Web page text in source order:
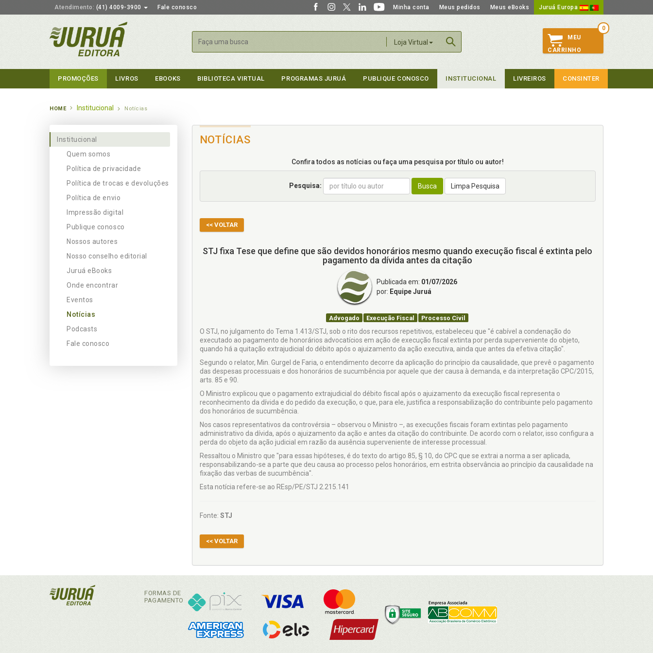
Atendimento: (41) 4009-3900 Fale conosco Minha conta Meus pedidos Meus eBooks Juruá Europa
Loja Virtual
Buscar
0
MEU
CARRINHO
PROMOÇÕES LIVROS EBOOKS BIBLIOTECA VIRTUAL PROGRAMAS JURUÁ PUBLIQUE CONOSCO INSTITUCIONAL LIVREIROS CONSINTER
HOME Institucional Notícias
Institucional
Quem somos
Política de privacidade
Política de trocas e devoluções
Política de envio
Impressão digital
Publique conosco
Nossos autores
Nosso conselho editorial
Juruá eBooks
Onde encontrar
Eventos
Notícias
Podcasts
Fale conosco
NOTÍCIAS
Confira todos as notícias ou faça uma pesquisa por título ou autor!
Pesquisa: Busca
<< VOLTAR
STJ fixa Tese que define que são devidos honorários mesmo quando execução fiscal é extinta pelo
pagamento da dívida antes da citação
Publicada em: 01/07/2026
por: Equipe Juruá
Advogado Execução Fiscal Processo Civil
O STJ, no​ julgamento do Tema 1.413/STJ, sob o rito dos recursos repetitivos, estabeleceu que "é cabível a condenação do
executado ao pagamento de honorários advocatícios em ação de execução fiscal extinta por perda superveniente do objeto,
quando há a quitação extrajudicial do débito após o ajuizamento da ação executiva, ainda que antes da efetiva citação".
Segundo o relator, Min. Gurgel de Faria, o entendimento decorre da aplicação do princípio da causalidade, que prevê o pagamento
das despesas processuais e dos honorários de sucumbência por aquele que der causa à demanda, e da interpretação CPC/2015,
arts. 85 e 90.
O Ministro explicou que o pagamento extrajudicial do débito fiscal após o ajuizamento da execução fiscal representa o
reconhecimento da dívida e do pedido da execução, o que, para ele, justifica a responsabilização do contribuinte pelo pagamento
dos honorários de sucumbência.
Nos casos representativos da controvérsia – observou o Ministro –, as execuções fiscais foram extintas pelo pagamento
administrativo da dívida, após o ajuizamento da ação e antes da citação do contribuinte. De acordo com o relator, isso configura a
perda do objeto da ação judicial em razão da ausência superveniente de interesse processual.
Ressaltou o Ministro que "para essas hipóteses, é do texto do artigo 85, § 10, do CPC que se extrai a norma a ser aplicada,
responsabilizando-se a parte que deu causa ao processo pelos honorários, em estrita observância ao princípio da causalidade na
fixação das verbas de sucumbência".
Esta notícia refere-se ao REsp/PE/STJ 2.215.141
Fonte: STJ
<< VOLTAR
FORMAS DE
PAGAMENTO